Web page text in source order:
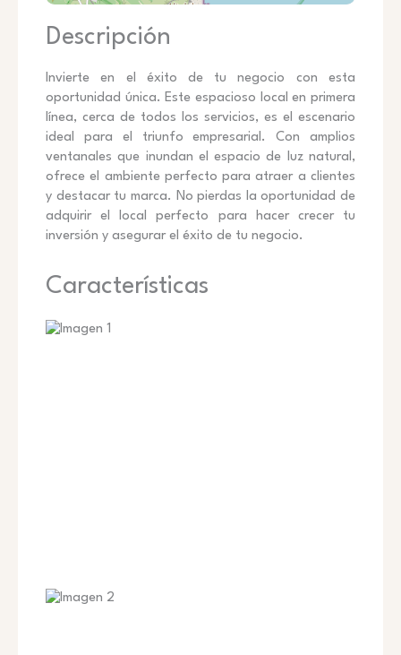
Descripción
Invierte en el éxito de tu negocio con esta
oportunidad única. Este espacioso local en primera
línea, cerca de todos los servicios, es el escenario
ideal para el triunfo empresarial. Con amplios
ventanales que inundan el espacio de luz natural,
ofrece el ambiente perfecto para atraer a clientes
y destacar tu marca. No pierdas la oportunidad de
adquirir el local perfecto para hacer crecer tu
inversión y asegurar el éxito de tu negocio.
Características